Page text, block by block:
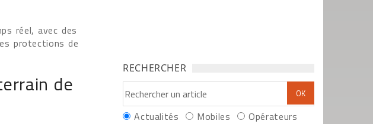
réel, avec des
protections de
de
RECHERCHER
Actualités Mobiles Opérateurs